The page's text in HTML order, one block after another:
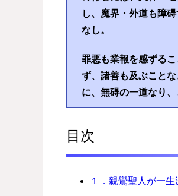
し、魔界・外道も障
なし。
罪悪も業報を感ずる
ず、諸善も及ぶことな
に、無碍の一道なり、
目次
１．親鸞聖人が一